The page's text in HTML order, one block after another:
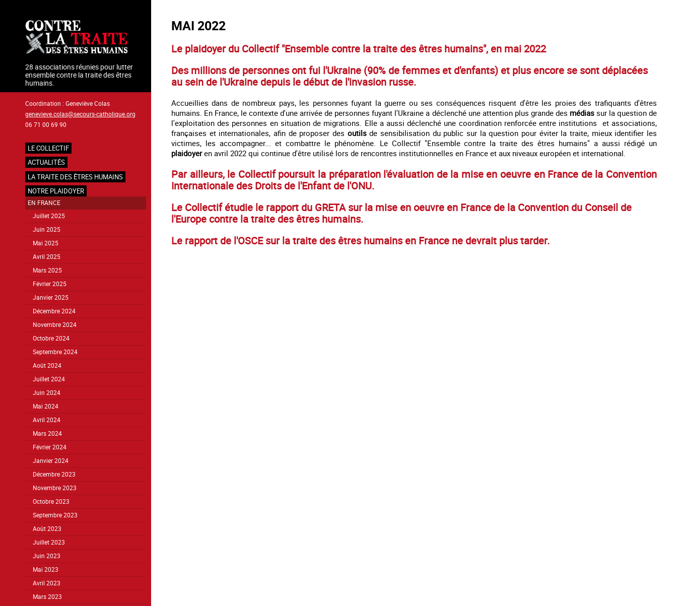
contenu
principal
28 associations réunies pour lutter
ensemble contre la traite des êtres
humains.
Coordination : Geneviève Colas
genevieve.colas@secours-catholique.org
06 71 00 69 90
Navigation
principale
LE COLLECTIF
ACTUALITÉS
LA TRAITE DES ÊTRES HUMAINS
NOTRE PLAIDOYER
EN FRANCE
Juillet 2025
Juin 2025
Mai 2025
Avril 2025
Mars 2025
Février 2025
Janvier 2025
Décembre 2024
Novembre 2024
Octobre 2024
Septembre 2024
Août 2024
Juillet 2024
Juin 2024
Mai 2024
Avril 2024
Mars 2024
Février 2024
Janvier 2024
Décembre 2023
Novembre 2023
Octobre 2023
Septembre 2023
Août 2023
Juillet 2023
Juin 2023
Mai 2023
Avril 2023
Mars 2023
MAI 2022
Le plaidoyer du Collectif "Ensemble contre la traite des êtres humains", en mai 2022
Des millions de personnes ont fui l'Ukraine (90% de femmes et d'enfants) et plus encore se sont déplacées
au sein de l'Ukraine depuis le début de l'invasion russe.
Accueillies dans de nombreux pays, les personnes fuyant la guerre ou ses conséquences risquent d'être les proies des trafiquants d'êtres
humains. En France, le contexte d'une arrivée de personnes fuyant l'Ukraine a déclenché une attention plus grande des médias sur la question de
l'exploitation des personnes en situation de migrations. Elle a aussi déclenché une coordination renforcée entre institutions et associations,
françaises et internationales, afin de proposer des outilsde sensibilisation du public sur la question pour éviter la traite, mieux identifier les
victimes, les accompagner... et combattre le phénomène. Le Collectif "Ensemble contre la traite des êtres humains" a aussi rédigé un
plaidoyeren avril 2022 qui continue d'être utilisé lors de rencontres institutionnelles en France et aux niveaux européen et international.
Par ailleurs, le Collectif poursuit la préparation l'évaluation de la mise en oeuvre en France de la Convention
Internationale des Droits de l'Enfant de l'ONU.
Le Collectif étudie le rapport du GRETA sur la mise en oeuvre en France de la Convention du Conseil de
l'Europe contre la traite des êtres humains.
Le rapport de l'OSCE sur la traite des êtres humains en France ne devrait plus tarder.